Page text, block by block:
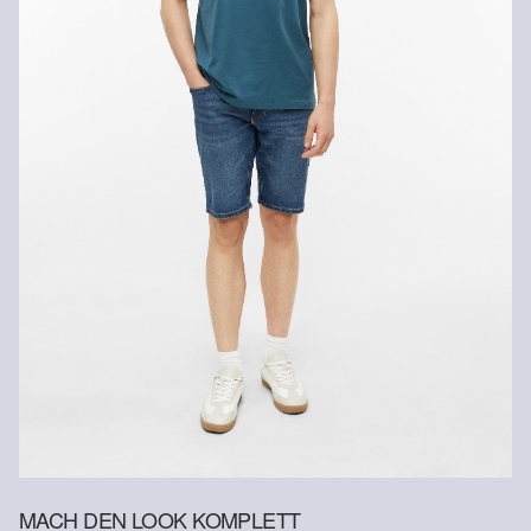
Versandkosten für die Rücklieferung werden vom
Rückerstattungsbetrag abgezogen.
Gastkunden können ihre Artikel innerhalb von 14 Tagen nach
Erhalt der Ware an uns zurückschicken. Fashion Card und VIP
Kunden haben nach Erhalt der Ware 30 Tage Zeit, um ihre Artikel
Weitere Informationen sind unserer „
HIER online anmelden.
MACH DEN LOOK KOMPLETT